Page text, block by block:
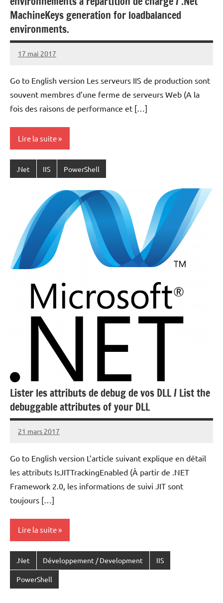
MachineKeys generation for loadbalanced
environments.
17 mai 2017
Laurent
ACKER
Aucun
Go to English version Les serveurs IIS de production sont
souvent membres d’une ferme de serveurs Web (A la
fois des raisons de performance et […]
Lire la suite
.Net IIS PowerShell
Lister les attributs de debug de vos DLL / List the
debuggable attributes of your DLL
21 mars 2017
Laurent
ACKER
Go to English version L’article suivant explique en détail
les attributs IsJITTrackingEnabled (À partir de .NET
Framework 2.0, les informations de suivi JIT sont
toujours […]
Lire la suite
.Net Développement / Development IIS
PowerShell